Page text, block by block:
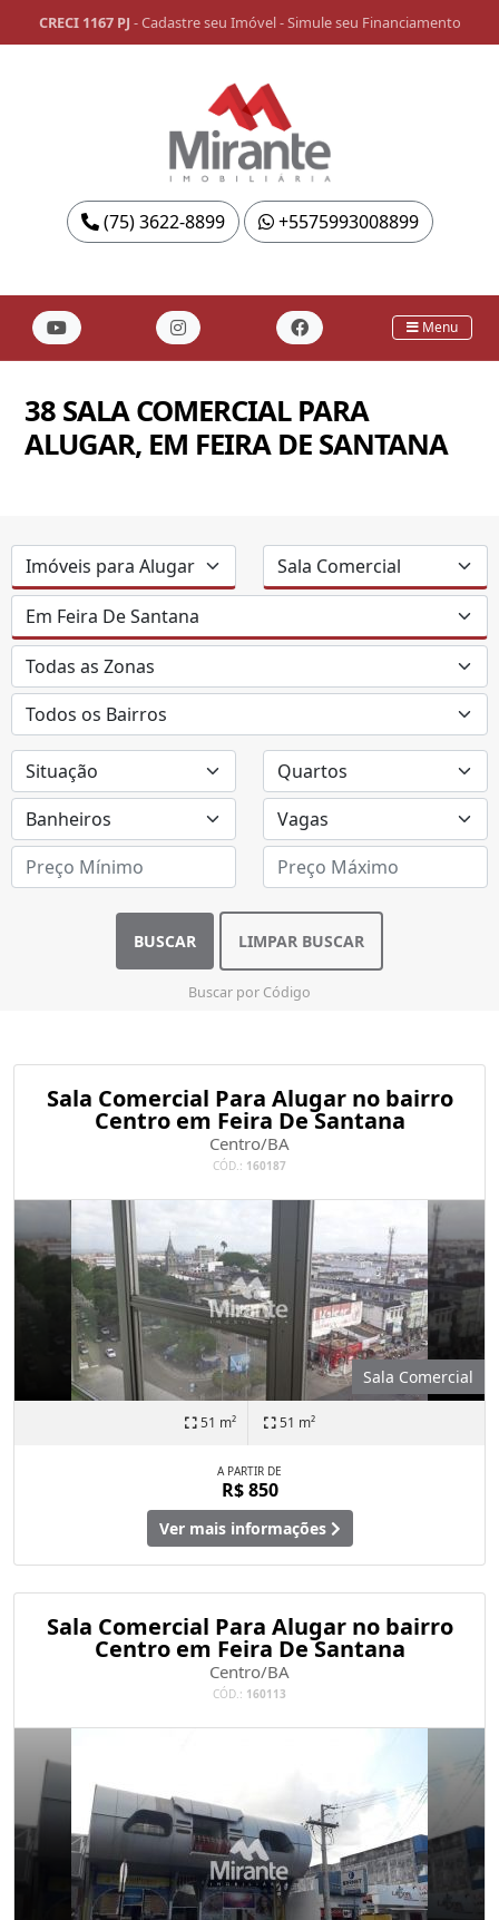
CRECI 1167 PJ -Cadastre seu Imóvel-Simule seu Financiamento
(75) 3622-8899 +5575993008899
Menu
38 SALA COMERCIAL PARA
ALUGAR, EM FEIRA DE SANTANA
BUSCAR LIMPAR BUSCAR
Buscar por Código
Sala Comercial Para Alugar no bairro
Centro em Feira De Santana
Centro/BA
CÓD.: 160187
Sala Comercial
51 m² 51 m²
A PARTIR DE
R$ 850
Ver mais informações
Sala Comercial Para Alugar no bairro
Centro em Feira De Santana
Centro/BA
CÓD.: 160113